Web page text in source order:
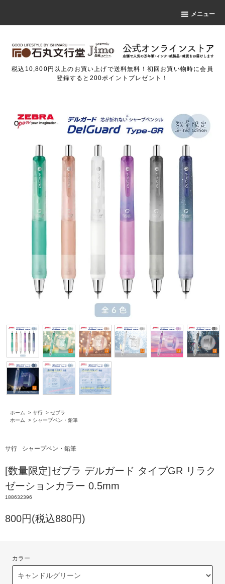
メニュー
税込10,800円以上のお買い上げで送料無料！初回お買い物時に会員
登録すると200ポイントプレゼント！
ホーム > サ行 > ゼブラ
ホーム
> シャープペン・鉛筆
サ行 シャープペン・鉛筆
[数量限定]ゼブラ デルガード タイプGR リラク
ゼーションカラー 0.5mm
188632396
800円(税込880円)
カラー